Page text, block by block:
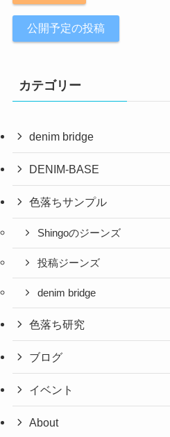
公開予定の投稿
カテゴリー
denim bridge
DENIM-BASE
色落ちサンプル
Shingoのジーンズ
投稿ジーンズ
denim bridge
色落ち研究
ブログ
イベント
About